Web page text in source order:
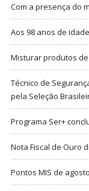
Com a presença do
Aos 98 anos de
Misturar produtos
Técnico de
pela Seleção
Programa Ser+
Nota Fiscal de Ouro
Pontos MIS de